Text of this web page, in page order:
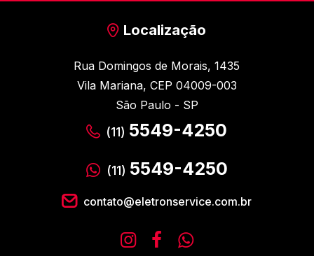
Localização
Rua Domingos de Morais, 1435
Vila Mariana, CEP 04009-003
São Paulo - SP
(11) 5549-4250
(11) 5549-4250
contato@eletronservice.com.br